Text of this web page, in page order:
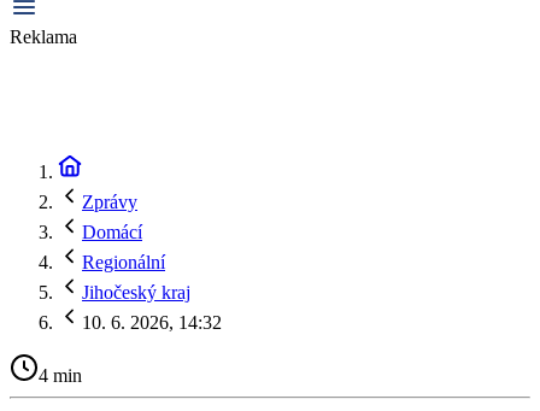
Reklama
Zprávy
Domácí
Regionální
Jihočeský kraj
10. 6. 2026, 14:32
4 min